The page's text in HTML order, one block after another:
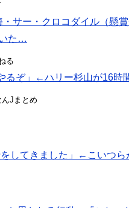
サー・クロコダイル（懸
た…
る
るぞ」←ハリー杉山が16時
Jまとめ
してきました」←こいつら